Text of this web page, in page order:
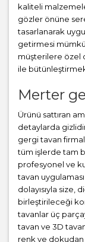
kaliteli
gözler önüne
tasarlanarak
getirmesi
müşterilere özel
ile
Merter
Ürünü sattıran
detaylarda
gergi tavan
tüm işlerde tam
profesyonel ve
tavan
dolayısıyla size,
birleştirileceği
tavanlar üç
tavan ve 3D
renk ve dokudan